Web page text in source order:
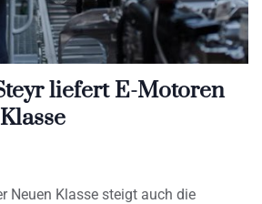
liefert E-Motoren
Neuen Klasse steigt auch die